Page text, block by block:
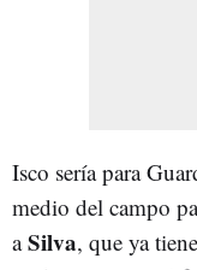
Isco sería para
medio del campo
aSilva, que ya